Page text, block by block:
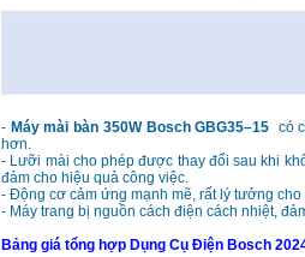
- Máy mài bàn 350W Bosch GBG35–15 có
hơn.
- Lưỡi mài cho phép được thay đổi sau khi
đảm cho hiệu quả công việc.
- Động cơ cảm ứng mạnh mẽ, rất lý tưởng
- Máy trang bị nguồn cách điện cách nhiệt,
Bảng giá tổng hợp Dụng Cụ Điện Bosch